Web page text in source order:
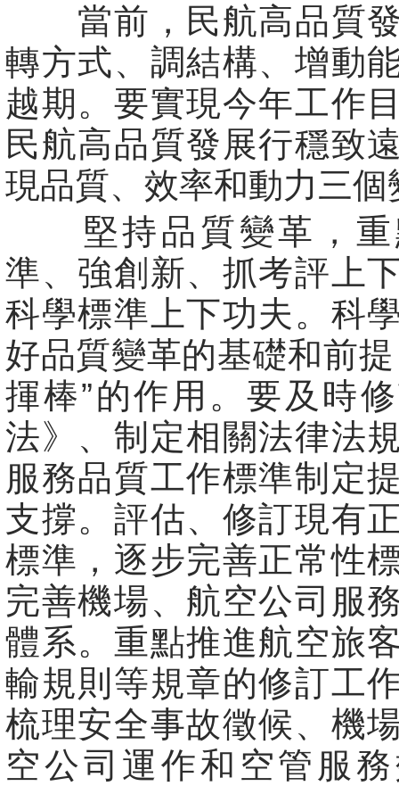
當前，民航高品質發
轉方式、調結構、增動
越期。要實現今年工作
民航高品質發展行穩致
現品質、效率和動力三個
堅持品質變革，重
準、強創新、抓考評上
科學標準上下功夫。科
好品質變革的基礎和前
揮棒”的作用。要及時
法》、制定相關法律法
服務品質工作標準制定
支撐。評估、修訂現有
標準，逐步完善正常性
完善機場、航空公司服
體系。重點推進航空旅
輸規則等規章的修訂工
梳理安全事故徵候、機
空公司運作和空管服